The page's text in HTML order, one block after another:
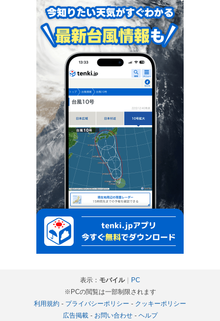
表示： モバイル｜ PC
※PCの閲覧は一部制限されます
利用規約 - プライバシーポリシー - クッキーポリシー
広告掲載- お問い合わせ- ヘルプ